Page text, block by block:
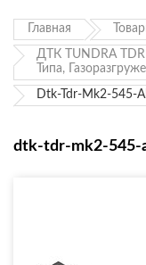
Главная
ДТК TUNDRA
Типа,
Dtk-Tdr-Mk2-545-
dtk-tdr-mk2-545-